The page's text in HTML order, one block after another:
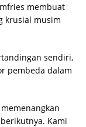
membuat
krusial musim
sendiri,
pembeda dalam
Kami